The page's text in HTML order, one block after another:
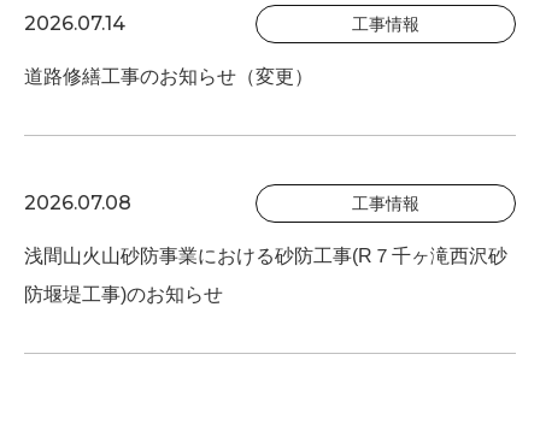
2026.07.14 工事情報
道路修繕工事のお知らせ（変更）
2026.07.08 工事情報
浅間山火山砂防事業における砂防工事(R７千ヶ滝西沢砂
防堰堤工事)のお知らせ